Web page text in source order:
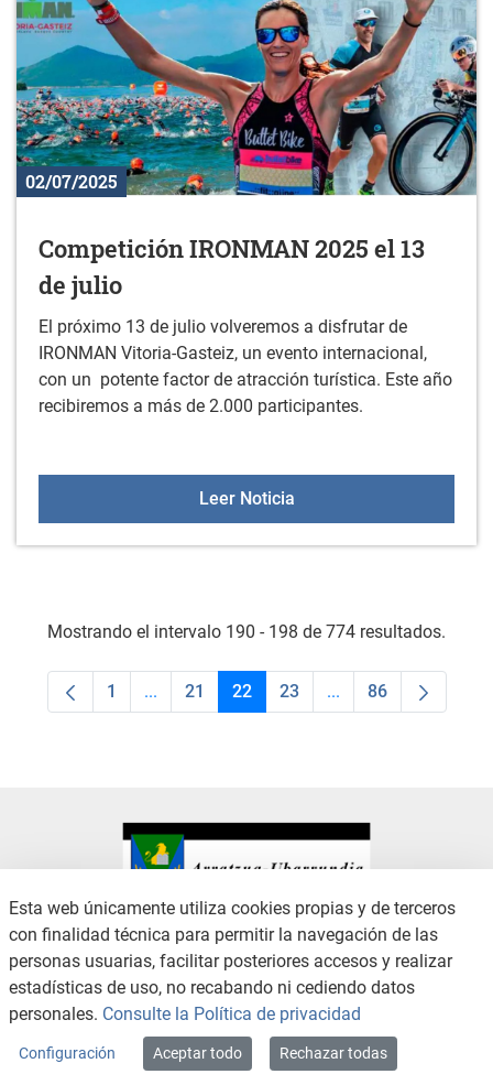
02/07/2025
Competición IRONMAN 2025 el 13
de julio
El próximo 13 de julio volveremos a disfrutar de
IRONMAN Vitoria-Gasteiz, un evento internacional,
con un potente factor de atracción turística. Este año
recibiremos a más de 2.000 participantes.
Leer NoticiaCompetición IRONMAN
Mostrando el intervalo 190 - 198 de 774 resultados.
Página
1 ...Páginas intermedias Use TAB para
Página
21 Página
22 Página
23 ...PáginasPágina
86
CONTACTO
AVISO LEGAL
CANAL DE DENUNCIAS
POLÍTICA DE PRIVACIDAD
POLÍTICA DE COOKIES
ACCESIBILIDAD
Copyright © 2026 / Excmo. arratzua | Todos los derechos reservados.
Esta web únicamente utiliza cookies propias y de terceros
con finalidad técnica para permitir la navegación de las
personas usuarias, facilitar posteriores accesos y realizar
estadísticas de uso, no recabando ni cediendo datos
personales. Consulte la Política de privacidad
Configuración Aceptar todo Rechazar todas